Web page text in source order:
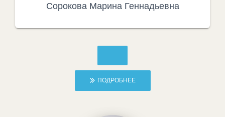
Сорокова Марина Геннадьевна
ПОДРОБНЕЕ